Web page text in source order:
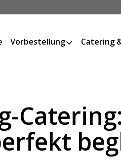
Vorbestellung Catering